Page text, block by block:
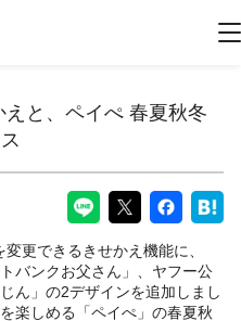
と、ペイぺ 春夏秋冬
更できるきせかえ機能に、
バンクお父さん」、ヤフー公
ん」の2デザインを追加しまし
楽しめる「ペイぺ」の春夏秋